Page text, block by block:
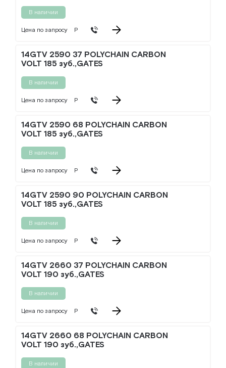
В наличии
Цена по запросу Р
14GTV 2590 37 POLYCHAIN CARBON
VOLT 185 зуб.,GATES
В наличии
Цена по запросу Р
14GTV 2590 68 POLYCHAIN CARBON
VOLT 185 зуб.,GATES
В наличии
Цена по запросу Р
14GTV 2590 90 POLYCHAIN CARBON
VOLT 185 зуб.,GATES
В наличии
Цена по запросу Р
14GTV 2660 37 POLYCHAIN CARBON
VOLT 190 зуб.,GATES
В наличии
Цена по запросу Р
14GTV 2660 68 POLYCHAIN CARBON
VOLT 190 зуб.,GATES
В наличии